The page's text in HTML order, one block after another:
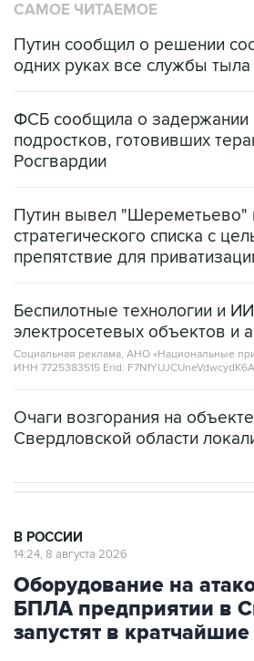
САМОЕ ЧИТАЕМОЕ
Путин сообщил о решении
одних руках все службы
ФСБ сообщила о
подростков, готовивших
Росгвардии
Путин вывел "Шереметьево"
стратегического списка с
препятствие для
Беспилотные технологии и
электросетевых объектов и
Социальная реклама, АНО «Национальные
ИНН 7725383515 Erid: F7NfYUJCUneVdwcydK6A
Очаги возгорания на
Свердловской области
В РОССИИ
14:24, 8 августа 2026
Оборудование на
БПЛА предприятии в
запустят в